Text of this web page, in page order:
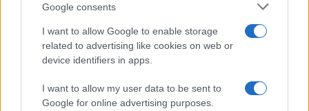
Google consents
I want to allow Google to enable storage
related to advertising like cookies on web or
device identifiers in apps.
I want to allow my user data to be sent to
Google for online advertising purposes.